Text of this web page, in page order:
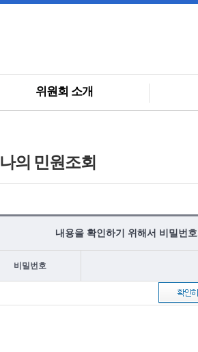
위원회 소개
나의 민원조회
내용을 확인하기 위해서 비밀번
비밀번호